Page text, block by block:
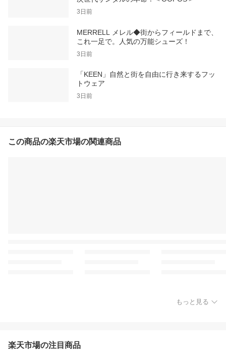
3日前
MERRELL メレル◆街からフィールドまで、
これ一足で。人気の万能シューズ！
3日前
「KEEN」自然と街を自由に行き来するフッ
トウェア
3日前
この商品の楽天市場の関連商品
もっと見る
楽天市場の注目商品